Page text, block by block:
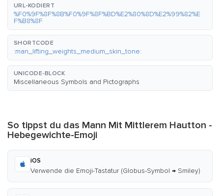
URL-KODIERT
%F0%9F%8F%8B%F0%9F%8F%BD%E2%80%8D%E2%99%82%E
F%B8%8F
SHORTCODE
:man_lifting_weights_medium_skin_tone:
UNICODE-BLOCK
Miscellaneous Symbols and Pictographs
So tippst du das Mann Mit Mittlerem Hautton -
Hebegewichte-Emoji
iOS
Verwende die Emoji-Tastatur (Globus-Symbol → Smiley)